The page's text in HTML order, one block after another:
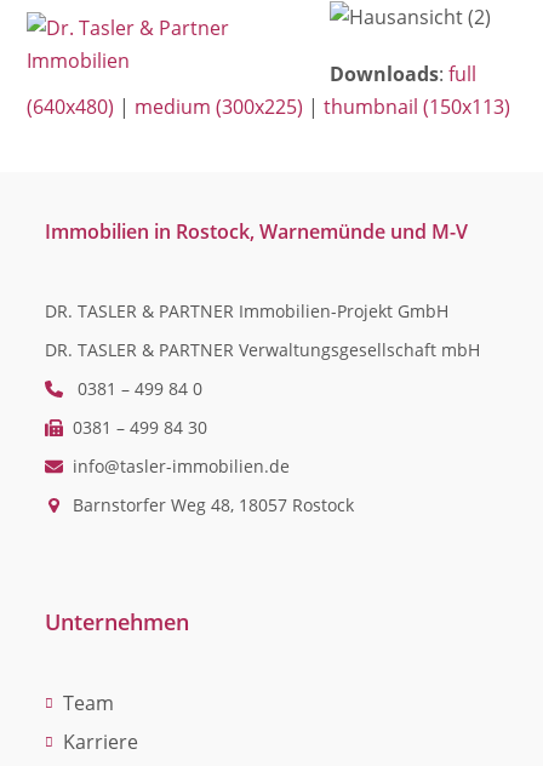
SkipOpen
mobile
menu
Close
mobile
menu
Downloads:full
(640x480) | medium (300x225) |thumbnail (150x113)
Immobilien in Rostock, Warnemünde und M-V
DR. TASLER & PARTNER Immobilien-Projekt GmbH
DR. TASLER & PARTNER Verwaltungsgesellschaft mbH
0381 – 499 84 0
0381 – 499 84 30
info@tasler-immobilien.de
Barnstorfer Weg 48, 18057 Rostock
Unternehmen
Team
Karriere